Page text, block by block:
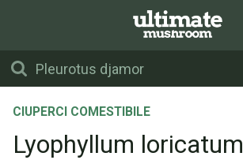
CIUPERCI COMESTIBILE
Lyophyllum loricatum